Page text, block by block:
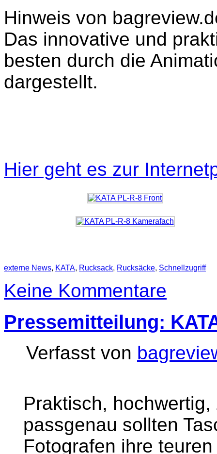
Hinweis von
Das innovative und
besten durch die
dargestellt.
Hier geht es zur
externe News, KATA, Rucksack, Rucksäcke, Schnellzugriff
Keine Kommentare
Pressemitteilung:
Verfasst von
Praktisch,
passgenau sollten
Fotografen ihre